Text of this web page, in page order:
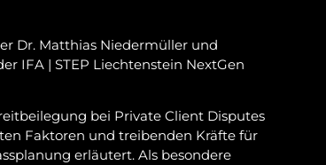
Dr. Matthias Niedermüller und
IFA | STEP Liechtenstein NextGen
bei Private Client Disputes
Faktoren und treibenden Kräfte für
erläutert. Als besondere